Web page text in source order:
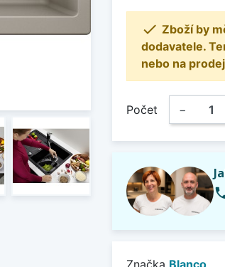
 Zboží by
dodavatele.
nebo na
Počet −